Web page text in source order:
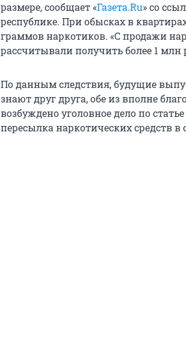
размере, сообщает «Газета.Ru» со
республике. При обысках в
граммов наркотиков. «С продажи
рассчитывали получить более 1 млн
По данным следствия, будущие
знают друг друга, обе из вполне
возбуждено уголовное дело по
пересылка наркотических средств в